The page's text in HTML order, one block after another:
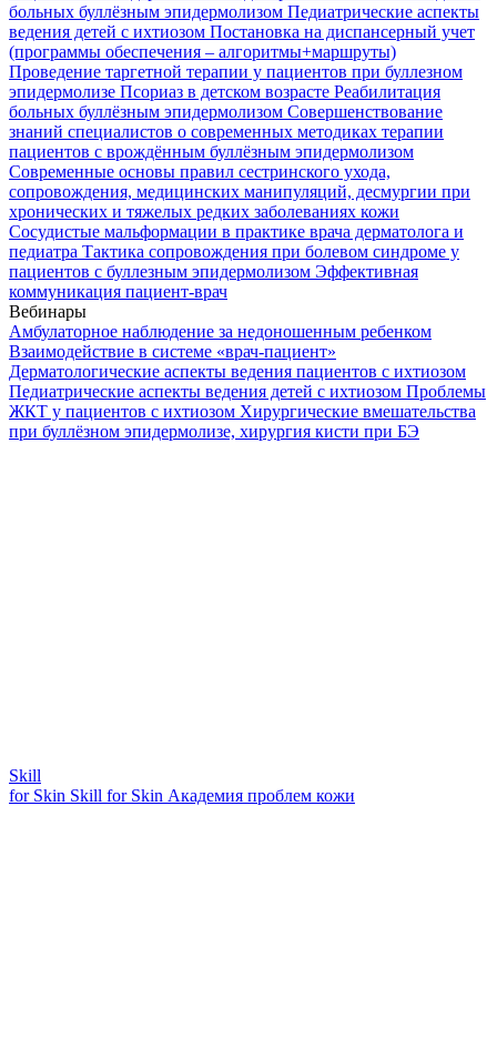
больных буллёзным эпидермолизом Педиатрические аспекты
ведения детей с ихтиозом Постановка на диспансерный учет
(программы обеспечения – алгоритмы+маршруты)
Проведение таргетной терапии у пациентов при буллезном
эпидермолизе Псориаз в детском возрасте Реабилитация
больных буллёзным эпидермолизом Совершенствование
знаний специалистов о современных методиках терапии
пациентов с врождённым буллёзным эпидермолизом
Современные основы правил сестринского ухода,
сопровождения, медицинских манипуляций, десмургии при
хронических и тяжелых редких заболеваниях кожи
Сосудистые мальформации в практике врача дерматолога и
педиатра Тактика сопровождения при болевом синдроме у
пациентов с буллезным эпидермолизом Эффективная
коммуникация пациент-врач
Вебинары
Амбулаторное наблюдение за недоношенным ребенком
Взаимодействие в системе «врач-пациент»
Дерматологические аспекты ведения пациентов с ихтиозом
Педиатрические аспекты ведения детей с ихтиозом Проблемы
ЖКТ у пациентов с ихтиозом Хирургические вмешательства
при буллёзном эпидермолизе, хирургия кисти при БЭ
Skill
for Skin Skill for Skin Академия проблем кожи